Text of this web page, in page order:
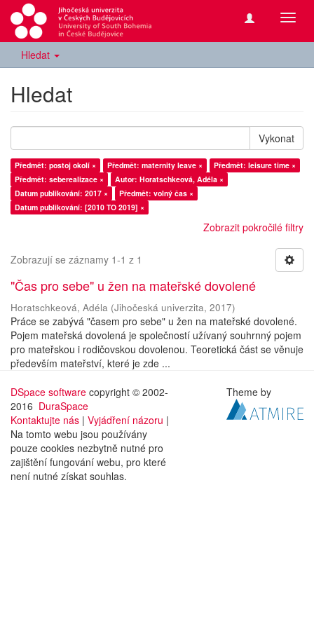
Hledat
Hledat
Vykonat
Předmět: postoj okolí × Předmět: maternity leave ×
Předmět: leisure time ×
Předmět: seberealizace ×
Autor: Horatschkeová, Adéla ×
Datum publikování: 2017 ×
Předmět: volný čas ×
Datum publikování: [2010 TO 2019] ×
Zobrazit pokročilé filtry
Zobrazují se záznamy 1-1 z 1
"Čas pro sebe" u žen na mateřské dovolené
Horatschkeová, Adéla (Jihočeská univerzita, 2017)
Práce se zabývá "časem pro sebe" u žen na mateřské dovolené.
Pojem mateřská dovolená je společností užívaný souhrnný pojem
pro mateřskou i rodičovskou dovolenou. Teoretická část se věnuje
především mateřství, které je zde ...
DSpace software copyright © 2002-
2016 DuraSpace
Kontaktujte nás | Vyjádření názoru |
Na tomto webu jsou používány
pouze cookies nezbytně nutné pro
zajištění fungování webu, pro které
není nutné získat souhlas.
Theme by